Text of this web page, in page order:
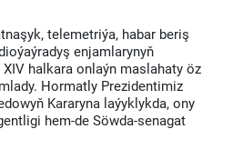
telemetriýa, habar beriş
enjamlarynyň
halkara onlaýn maslahaty öz
Hormatly Prezidentimiz
Kararyna laýyklykda, ony
hem-de Söwda-senagat